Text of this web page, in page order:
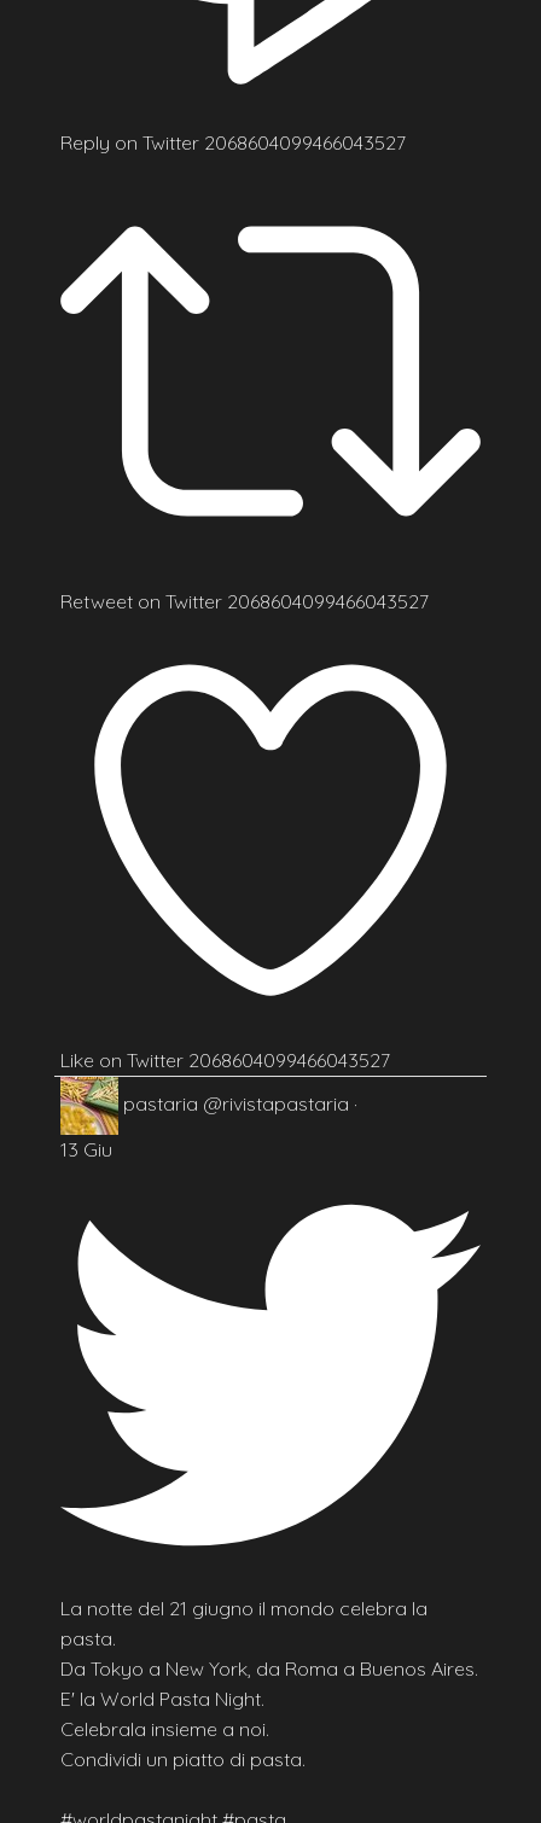
Reply on Twitter 2068604099466043527
Retweet on Twitter 2068604099466043527
Like on Twitter 2068604099466043527
pastaria @rivistapastaria ·
13 Giu
La notte del 21 giugno il mondo celebra la
pasta.
Da Tokyo a New York, da Roma a Buenos Aires.
E' la World Pasta Night.
Celebrala insieme a noi.
Condividi un piatto di pasta.